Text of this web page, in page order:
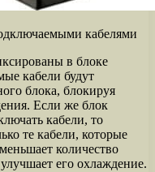
кабелями
в блоке
кабели будут
блока, блокируя
Если же блок
кабели, то
те кабели, которые
количество
его охлаждение.